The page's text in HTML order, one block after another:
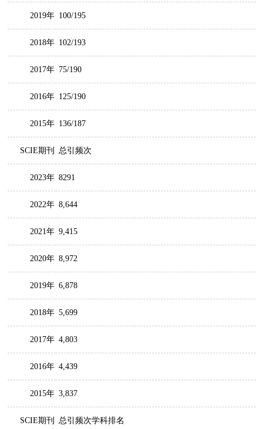
2019年 100/195
2018年 102/193
2017年 75/190
2016年 125/190
2015年 136/187
SCIE期刊 总引频次
2023年 8291
2022年 8,644
2021年 9,415
2020年 8,972
2019年 6,878
2018年 5,699
2017年 4,803
2016年 4,439
2015年 3,837
SCIE期刊 总引频次学科排名